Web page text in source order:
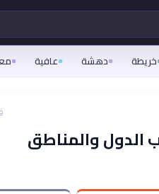
خريطة دهشة عافية
الدول والمناطق